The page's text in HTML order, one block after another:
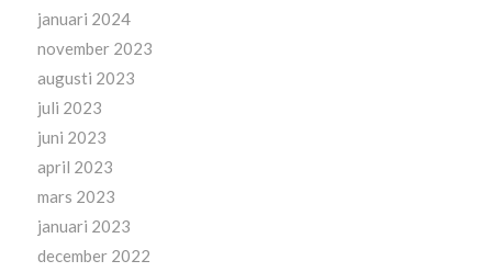
januari 2024
november 2023
augusti 2023
juli 2023
juni 2023
april 2023
mars 2023
januari 2023
december 2022